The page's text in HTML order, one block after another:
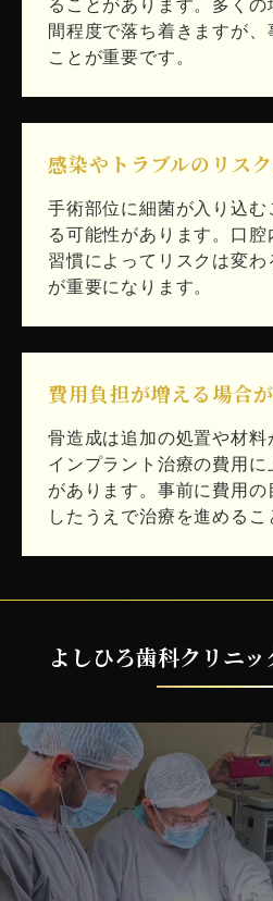
ることがあります。多くの
間程度で落ち着きますが、
ことが重要です。
感染やトラブルのリス
手術部位に細菌が入り込む
る可能性があります。口
習慣によってリスクは変
が重要になります。
費用負担が増える場合
骨造成は追加の処置や材料
インプラント治療の費用に
があります。事前に費用
したうえで治療を進めるこ
よしひろ歯科クリニ